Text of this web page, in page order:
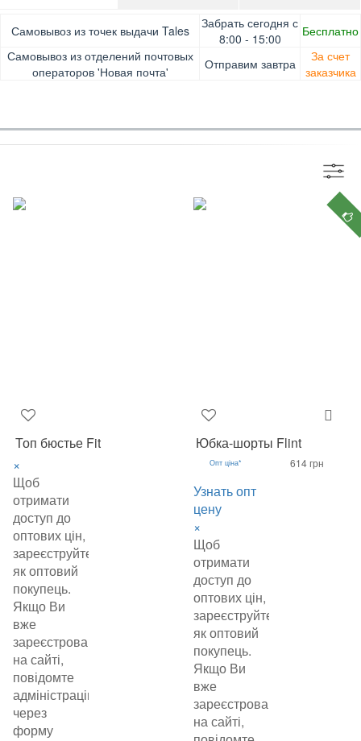
Самовывоз из точек выдачи Tales
Забрать сегодня с
8:00 - 15:00
Бесплатно
Самовывоз из отделений почтовых
операторов 'Новая почта'
Отправим завтра
За счет
заказчика
Оплата при получении товара, Картой онлайн, Google
Pay, Безналичными для юридических лиц, Безналичными
для физических лиц, Apple Pay, Mastercard, Visa
Гарантия. Обмен/возврат товара в течение 14 дней.
Доставка за счет заказчика
Топ бюстье Fit
×
Щоб
отримати
доступ до
оптових цін,
зареєструйтеся
як оптовий
покупець.
Якщо Ви
вже
зареєстровані
на сайті,
повідомте
адміністрацію
через
форму
Юбка-шорты Flint
Опт ціна*
Узнать опт
цену
×
Щоб
отримати
доступ до
оптових цін,
зареєструйтеся
як оптовий
покупець.
Якщо Ви
вже
зареєстровані
на сайті,
614 грн